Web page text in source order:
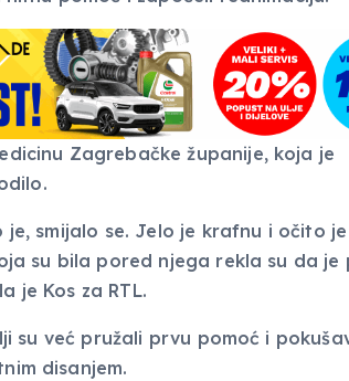
Zagrebačke županije, koja je
smijalo se. Jelo je krafnu i očito je
su bila pored njega rekla su da je
je Kos za RTL.
su već pružali prvu pomoć i
disanjem.